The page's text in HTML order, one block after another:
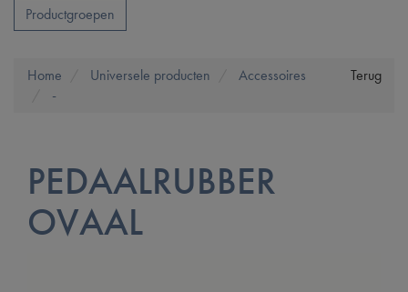
Productgroepen
Terug
Home Universele producten
Accessoires
-
PEDAALRUBBER
OVAAL